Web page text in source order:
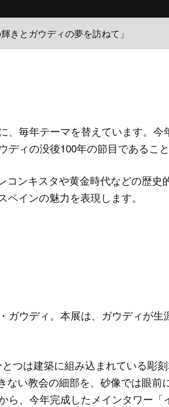
きとガウディの夢を訪ねて」
毎年テーマを替えています。今
ィの没後100年の節目であるこ
コンキスタや黄金時代などの歴
インの魅力を表現します。
ウディ。本展は、ガウディが
つは建築に組み込まれている彫
い教会の細部を、砂像では眼前
、今年完成したメインタワー